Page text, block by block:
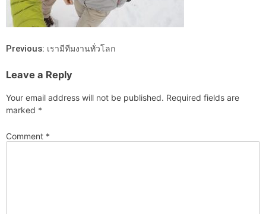
Previous: เรามีทีมงานทั่วโลก
Leave a Reply
Your email address will not be published. Required fields are
marked *
Comment *